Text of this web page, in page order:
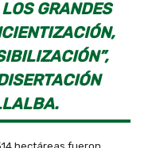
GRANDES